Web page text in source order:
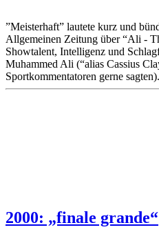
”Meisterhaft” lautete kurz und
Allgemeinen Zeitung über “Ali -
Showtalent, Intelligenz und
Muhammed Ali (“alias Cassius
Sportkommentatoren gerne sagten).
2000: „finale grande“